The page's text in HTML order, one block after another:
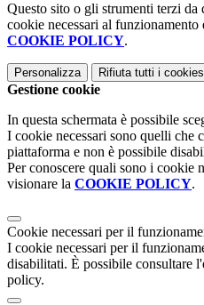
Questo sito o gli strumenti terzi
cookie necessari al
COOKIE POLICY.
Personalizza Rifiuta tutti i cookies
Gestione cookie
In questa schermata è possibile
I cookie necessari sono quelli che
piattaforma e non è possibile
Per conoscere quali sono i cookie
visionare la COOKIE POLICY.
Cookie necessari per il
I cookie necessari per il
disabilitati. È possibile consultare
policy.